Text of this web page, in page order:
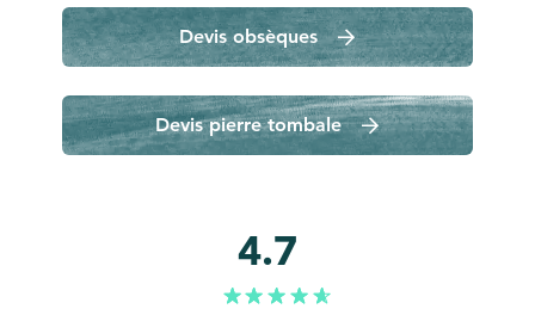
Devis obsèques
Devis pierre tombale
4.7